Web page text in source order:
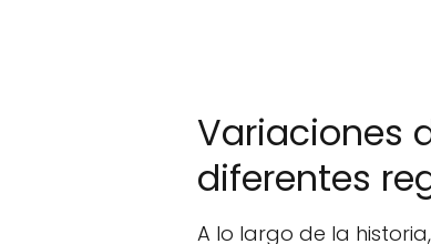
Variaciones
diferentes
A lo largo de la